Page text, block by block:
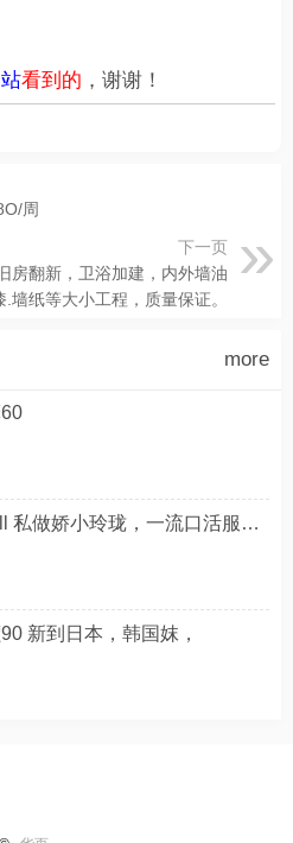
看到的 ，谢谢！
周
下一页
房翻新，卫浴加建，内外墙油
.墙纸等大小工程，质量保证。
more
Mt Roskill 私做娇小玲珑，一流口活服务 02902263808
新到日本，韩国妺，